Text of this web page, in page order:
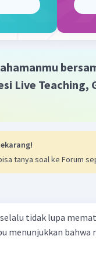
Semoga
Iklan
wanita yaitu,
Live Teaching,
tanya soal ke Forum
tidak lupa
menunjukkan bahwa